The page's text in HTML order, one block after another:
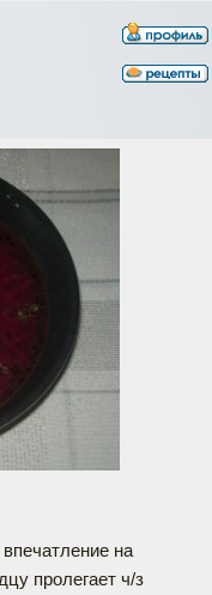
на
пролегает ч/з